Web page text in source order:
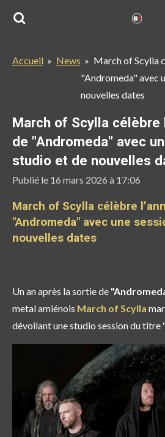
Passer
principal
Accueil » News » March of Scylla
"Andromeda" avec
nouvelles dates
March of Scylla célèbre
de "Andromeda" avec
studio et de nouvelles
Publié le 16 mars 2026 à 17:06
March of Scylla célèbre
"Andromeda" avec une
nouvelles dates
Un an après la sortie de
metal amiénois March of Scylla
dévoilant une studio session du titre